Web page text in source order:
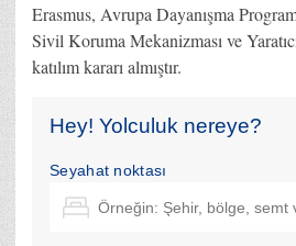
Erasmus, Avrupa Dayanışma
Sivil Koruma Mekanizması ve
katılım kararı almıştır.
Hey! Yolculuk nereye?
Seyahat noktası